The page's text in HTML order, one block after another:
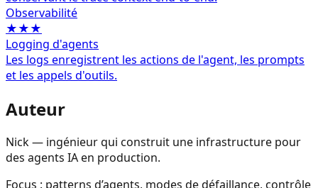
Observabilité
★★★
Logging d'agents
Les logs enregistrent les actions de l'agent, les prompts
et les appels d'outils.
Auteur
Nick — ingénieur qui construit une infrastructure pour
des agents IA en production.
Focus : patterns d’agents, modes de défaillance, contrôle